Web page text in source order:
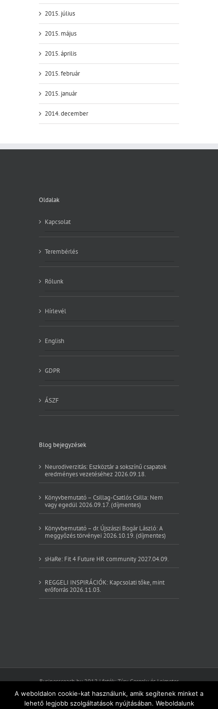
2015. július
2015. május
2015. április
2015. február
2015. január
2014. december
Oldalak
Kapcsolat
Terembérlés
Rólunk
Hírlevél
English
GDPR
ÁSZF
Blog bejegyzések
Neurodiverzitás: Eszköztár a sokszínű csapatok
eredményes vezetéséhez 2026.09.18.
Könyvbemutató – Csillag-Csatlós Csilla: Nem
vagy egedül 2026.09.17. (díjmentes)
Könyvbemutató – dr. Újszászi Bogár László: A
meggyőzés törvényei 2026.10.19. (díjmentes)
sHaRe: Fit 4 Future HR community 2027.04.09.
REGGELI INSPIRÁCIÓK: Kapcsolati tőke, mint
erőforrás 2026.11.03.
Businesscoach.hu 2012 | fotók: Túry Gergely és Leimeter
Szilvia
Felnőttképzési nyilvántartásba vételi szám: E-
001187/2015
A weboldalon cookie-kat használunk, amik segítenek minket a
lehető legjobb szolgáltatások nyújtásában. Weboldalunk